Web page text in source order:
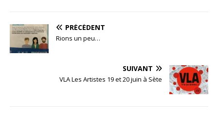
PRÉCÉDENT
Rions un peu…
SUIVANT
VLA Les Artistes 19 et 20 juin à Sète